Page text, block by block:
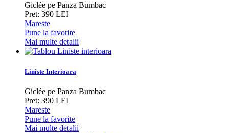
Giclée pe Panza Bumbac
Pret: 390 LEI
Mareste
Pune la favorite
Mai multe detalii
Liniste Interioara
Giclée pe Panza Bumbac
Pret: 390 LEI
Mareste
Pune la favorite
Mai multe detalii